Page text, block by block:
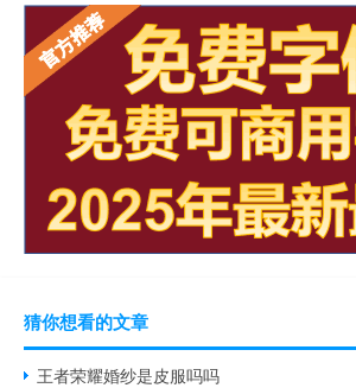
猜你想看的文章
王者荣耀婚纱是皮服吗吗